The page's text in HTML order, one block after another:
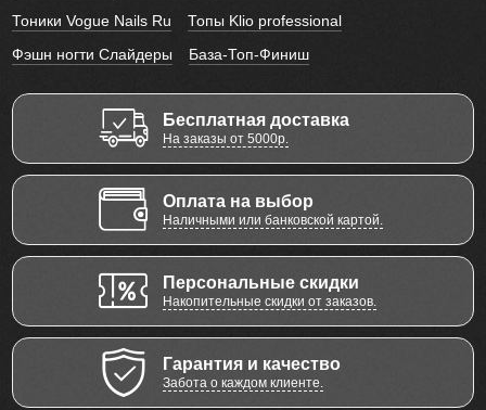
Тоники Vogue Nails Ru
Топы Klio professional
Фэшн ногти Слайдеры
База-Топ-Финиш
Бесплатная доставка
На заказы от 5000р.
Оплата на выбор
Наличными или банковской картой.
Персональные скидки
Накопительные скидки от заказов.
Гарантия и качество
Забота о каждом клиенте.